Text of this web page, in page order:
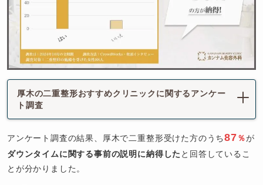
厚木の二重整形おすすめクリニックに関するアンケー
ト調査
アンケート調査の結果、厚木で二重整形受けた方のうち87％が
ダウンタイムに関する事前の説明に納得した と回答しているこ
とが分かりました。